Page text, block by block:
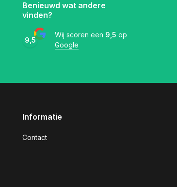
Benieuwd wat andere
vinden?
9,5
Wij scoren een 9,5 op
Google
Informatie
Contact